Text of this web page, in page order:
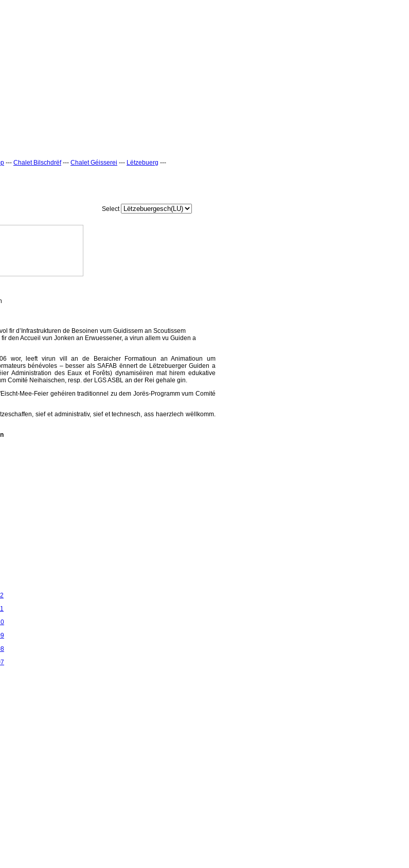
--- Chalet Bilschdrëf--- Chalet Géisserei --- Lëtzebuerg ---
Select
fir d’Infrastrukturen de Besoinen vum Guidissem an Scoutissem
den Accueil vun Jonken an Erwuessener, a virun allem vu Guiden a
wor, leeft virun vill an de Beraicher Formatioun an Animatioun um
bénévoles – besser als SAFAB ënnert de Lëtzebuerger Guiden a
Administration des Eaux et Forêts) dynamiséiren mat hirem edukative
Comité Neihaischen, resp. der LGS ASBL an der Rei gehale gin.
Mee-Feier gehéiren traditionnel zu dem Jorës-Programm vum Comité
sief et administrativ, sief et technesch, ass haerzlech wëllkomm.